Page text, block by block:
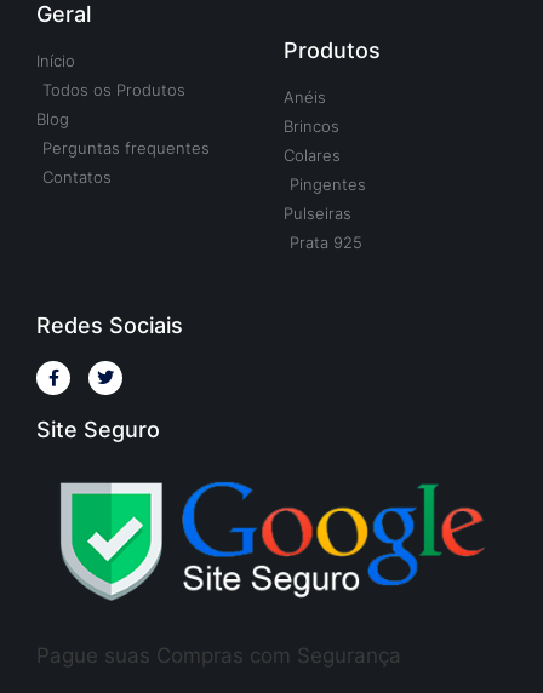
Geral
Início
Todos os Produtos
Blog
Perguntas frequentes
Contatos
Produtos
Anéis
Brincos
Colares
Pingentes
Pulseiras
Prata 925
Redes Sociais
Site Seguro
Pague suas Compras com Segurança